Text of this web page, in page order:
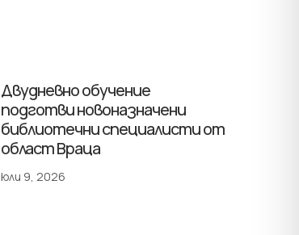
Двудневно обучение
подготви новоназначени
библиотечни специалисти от
област Враца
юли 9, 2026